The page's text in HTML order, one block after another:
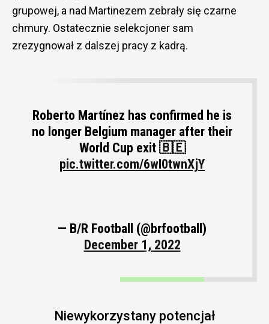
grupowej, a nad Martinezem zebrały się czarne
chmury. Ostatecznie selekcjoner sam
zrezygnował z dalszej pracy z kadrą.
Roberto Martínez has confirmed he is
no longer Belgium manager after their
World Cup exit 🇧🇪
pic.twitter.com/6wI0twnXjY
— B/R Football (@brfootball)
December 1, 2022
Niewykorzystany potencjał